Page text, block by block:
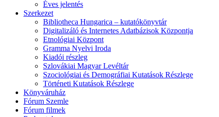
Éves jelentés
Szerkezet
Bibliotheca Hungarica – kutatókönyvtár
Digitalizáló és Internetes Adatbázisok Központja
Etnológiai Központ
Gramma Nyelvi Iroda
Kiadói részleg
Szlovákiai Magyar Levéltár
Szociológiai és Demográfiai Kutatások Részlege
Történeti Kutatások Részlege
Könyváruház
Fórum Szemle
Fórum filmek